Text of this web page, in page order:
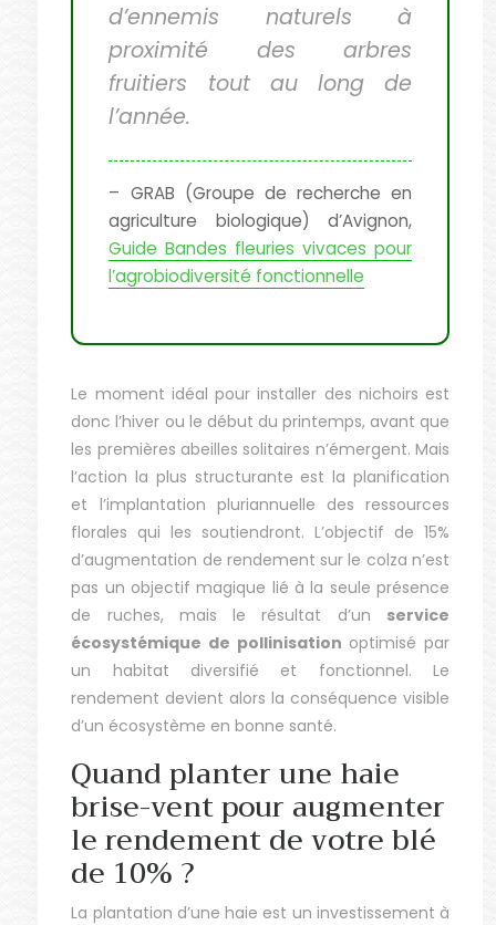
d’ennemis naturels à
proximité des arbres
fruitiers tout au long de
l’année.
– GRAB (Groupe de recherche en
agriculture biologique) d’Avignon,
Guide Bandes fleuries vivaces pour
l’agrobiodiversité fonctionnelle
Le moment idéal pour installer des nichoirs est
donc l’hiver ou le début du printemps, avant que
les premières abeilles solitaires n’émergent. Mais
l’action la plus structurante est la planification
et l’implantation pluriannuelle des ressources
florales qui les soutiendront. L’objectif de 15%
d’augmentation de rendement sur le colza n’est
pas un objectif magique lié à la seule présence
de ruches, mais le résultat d’un service
écosystémique de pollinisation optimisé par
un habitat diversifié et fonctionnel. Le
rendement devient alors la conséquence visible
d’un écosystème en bonne santé.
Quand planter une haie
brise-vent pour augmenter
le rendement de votre blé
de 10% ?
La plantation d’une haie est un investissement à